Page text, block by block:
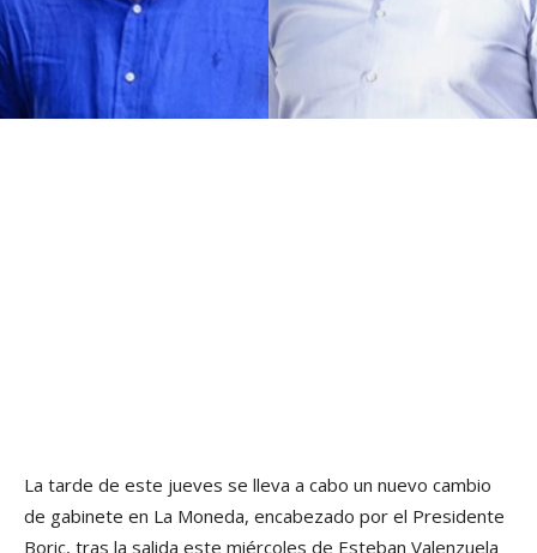
La tarde de este jueves se lleva a cabo un nuevo cambio
de gabinete en La Moneda, encabezado por el Presidente
Boric, tras la salida este miércoles de Esteban Valenzuela